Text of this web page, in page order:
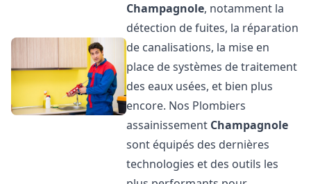
Champagnole, notamment la
détection de fuites, la réparation
de canalisations, la mise en
place de systèmes de traitement
des eaux usées, et bien plus
encore. Nos Plombiers
assainissement Champagnole
sont équipés des dernières
technologies et des outils les